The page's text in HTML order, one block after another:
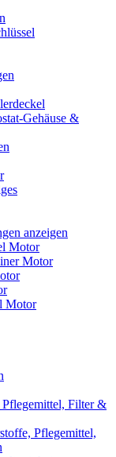
Gehäuse &
anzeigen
Motor
Motor
Motor
Pflegemittel, Filter &
Pflegemittel,